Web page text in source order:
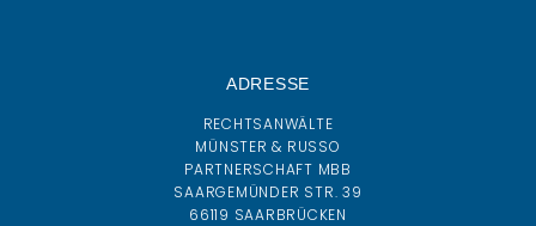
ADRESSE
RECHTSANWÄLTE
MÜNSTER & RUSSO
PARTNERSCHAFT MBB
SAARGEMÜNDER STR. 39
66119 SAARBRÜCKEN